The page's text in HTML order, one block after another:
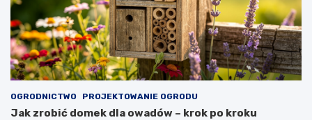
OGRODNICTWO PROJEKTOWANIE OGRODU
Jak zrobić domek dla owadów – krok po kroku